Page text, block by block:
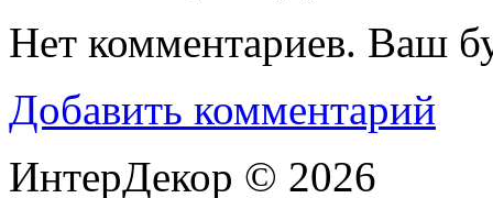
Нет комментариев. Ваш
Добавить комментарий
ИнтерДекор © 2026